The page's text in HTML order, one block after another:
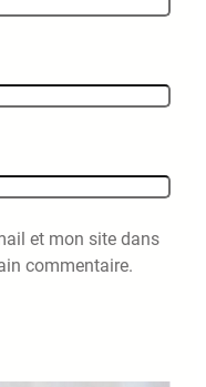
et mon site dans
commentaire.